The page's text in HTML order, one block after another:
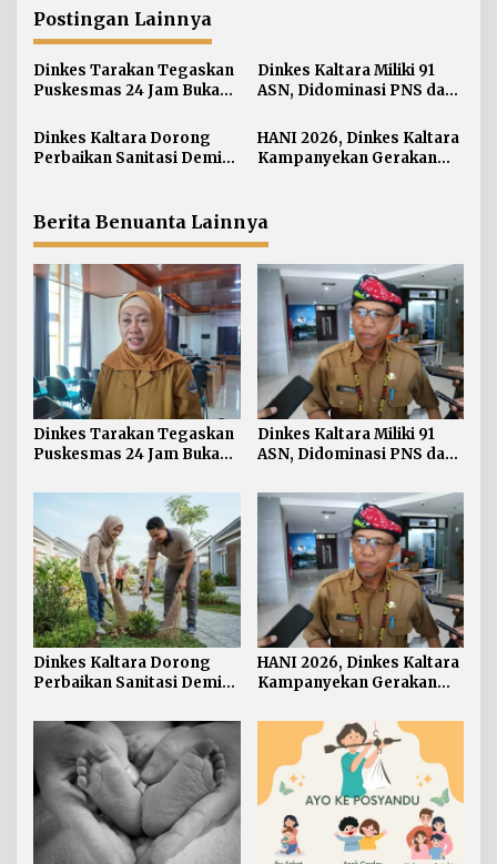
a
s
i
p
o
s
Postingan Lainnya
Dinkes Tarakan Tegaskan
Puskesmas 24 Jam Bukan
Pasien BPJS
Dinkes Kaltara Miliki 91
ASN, Didominasi PNS dan
Dinkes Kaltara Dorong
Perbaikan Sanitasi Demi
HANI 2026, Dinkes Kaltara
Kampanyekan Gerakan
Berita Benuanta Lainnya
Dinkes Tarakan Tegaskan
Puskesmas 24 Jam Bukan
Pasien BPJS
Dinkes Kaltara Miliki 91
ASN, Didominasi PNS dan
Dinkes Kaltara Dorong
Perbaikan Sanitasi Demi
Sehat
HANI 2026, Dinkes Kaltara
Kampanyekan Gerakan